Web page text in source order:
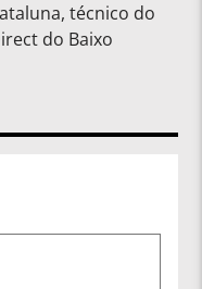
técnico do
do Baixo